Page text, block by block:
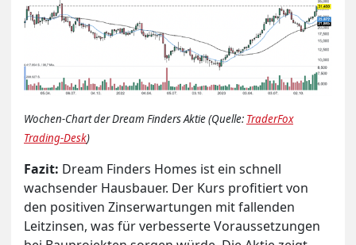
Wochen-Chart der Dream Finders Aktie (Quelle: TraderFox
Trading-Desk)
Fazit: Dream Finders Homes ist ein schnell
wachsender Hausbauer. Der Kurs profitiert von
den positiven Zinserwartungen mit fallenden
Leitzinsen, was für verbesserte Voraussetzungen